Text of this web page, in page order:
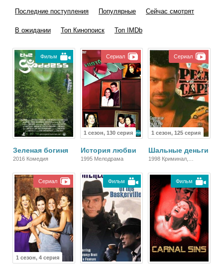
Последние поступления Популярные Сейчас смотрят
В ожидании Топ Кинопоиск Топ IMDb
Фильм
Зеленая богиня
2016 Комедия
1 сезон, 130 серия
Сериал
История любви
1995 Мелодрама
1 сезон, 125 серия
Сериал
Шальные деньги
1998 Криминал,
Драма
1 сезон, 4 серия
Сериал Фильм Фильм